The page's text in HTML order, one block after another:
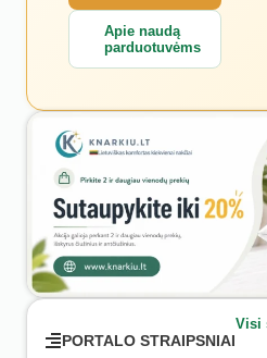
Apie naudą
parduotuvėms
PORTALO STRAIPSNIAI
Visi